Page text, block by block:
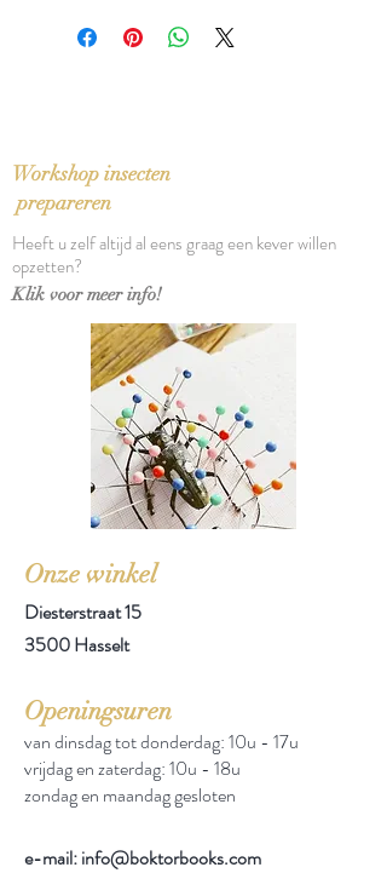
Verschijningsdatum: 2006
Workshop insecten
prepareren
Heeft u zelf altijd al eens graag een kever willen
opzetten?
Klik voor meer info!
Onze winkel
Diesterstraat 15
3500 Hasselt
Openingsuren
van dinsdag tot donderdag: 10u - 17u
vrijdag en zaterdag: 10u - 18u
zondag en maandag gesloten
e-mail: info@boktorbooks.com